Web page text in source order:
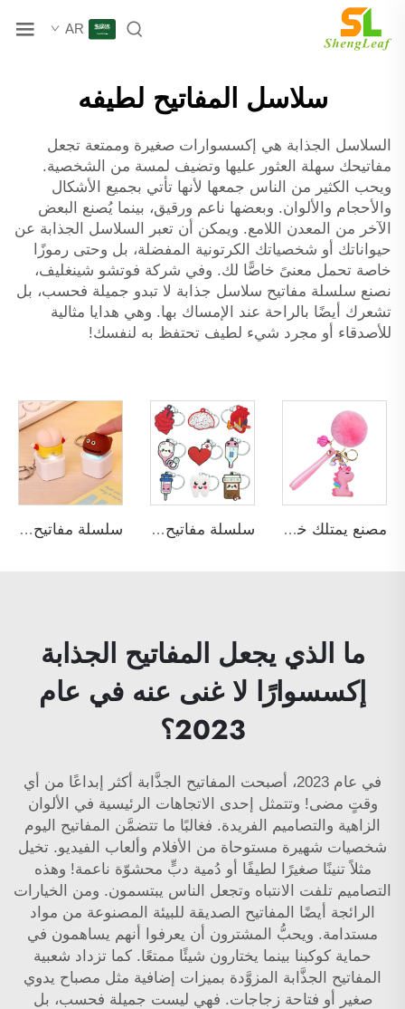
AR
سلاسل المفاتيح لطيفه
السلاسل الجذابة هي إكسسوارات صغيرة وممتعة تجعل
مفاتيحك سهلة العثور عليها وتضيف لمسة من الشخصية.
ويحب الكثير من الناس جمعها لأنها تأتي بجميع الأشكال
والأحجام والألوان. وبعضها ناعم ورقيق، بينما يُصنع البعض
الآخر من المعدن اللامع. ويمكن أن تعبر السلاسل الجذابة عن
حيواناتك أو شخصياتك الكرتونية المفضلة، بل وحتى رموزًا
خاصة تحمل معنىً خاصًّا لك. وفي شركة فوتشو شينغليف،
نصنع سلسلة مفاتيح سلاسل جذابة لا تبدو جميلة فحسب، بل
تشعرك أيضًا بالراحة عند الإمساك بها. وهي هدايا مثالية
للأصدقاء أو مجرد شيء لطيف تحتفظ به لنفسك!
مصنع يمتلك خبرة تزيد عن 15 عامًا، بالجملة سلسلة مفاتيح يونيكورن رغوية لطيفة PVC ومطاطية ترويجية للهدايا، سلاسل مفاتيح للبنات سلسلة مفاتيح ثلاثية الأبعاد مخصصة من السيليكون أو المطاط اللين PVC مخصصة حسب الطلب، لطيفة وكاواي، على شكل دواء كرتوني، هدية أسبوع الممرضات سلسلة مفاتيح مخصصة صفراء على شكل فرخ بالجملة، لعبة إلكترونية لإصدار أصوات لإراحة التوتر بإبداع وبأي شكل، سلاسل مفاتيح مطاطية ترويجية
ما الذي يجعل المفاتيح الجذابة
إكسسوارًا لا غنى عنه في عام
2023؟
في عام 2023، أصبحت المفاتيح الجذَّابة أكثر إبداعًا من أي
وقتٍ مضى! وتتمثل إحدى الاتجاهات الرئيسية في الألوان
الزاهية والتصاميم الفريدة. فغالبًا ما تتضمَّن المفاتيح اليوم
شخصيات شهيرة مستوحاة من الأفلام وألعاب الفيديو. تخيل
مثلاً تنينًا صغيرًا لطيفًا أو دُمية دبٍّ محشوّة ناعمة! وهذه
التصاميم تلفت الانتباه وتجعل الناس يبتسمون. ومن الخيارات
الرائجة أيضًا المفاتيح الصديقة للبيئة المصنوعة من مواد
مستدامة. ويحبُّ المشترون أن يعرفوا أنهم يساهمون في
حماية كوكبنا بينما يختارون شيئًا ممتعًا. كما تزداد شعبية
المفاتيح الجذَّابة المزوَّدة بميزات إضافية مثل مصباح يدوي
صغير أو فتاحة زجاجات. فهي ليست جميلة فحسب، بل